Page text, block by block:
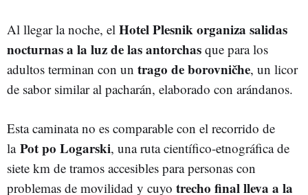
Al llegar la noche, el HotelPlesnikorganiza salidas
nocturnasa la luz delasantorchas que para los
adultos terminan con un trago de borovničhe, un licor
de sabor similar al pacharán, elaborado con arándanos.
Esta caminata no es comparable con el recorrido de
la Potpo Logarski, una ruta científico-etnográfica de
siete km de tramos accesibles para personas con
problemas de movilidad y cuyo trecho finallleva a la